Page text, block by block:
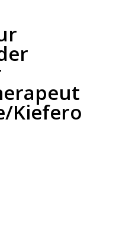
Kiefero